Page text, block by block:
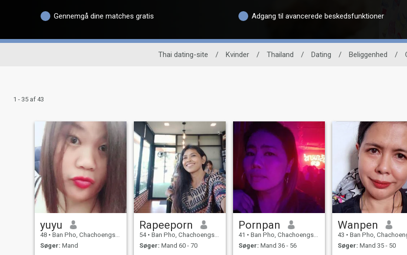
Gennemgå dine matches gratis Adgang til avancerede beskedsfunktioner
Thai dating-site / Kvinder / Thailand / Dating / Beliggenhed /
1 - 35 af 43
yuyu
48 • Ban Pho, Chachoengsao, Thailand
Søger: Mand
Rapeeporn
54 • Ban Pho, Chachoengsao, Thailand
Søger: Mand 60 - 70
Pornpan
41 • Ban Pho, Chachoengsao, Thailand
Søger: Mand 36 - 56
Wanpen
43 • Ban Pho, Chachoengsao,
Søger: Mand 35 - 50